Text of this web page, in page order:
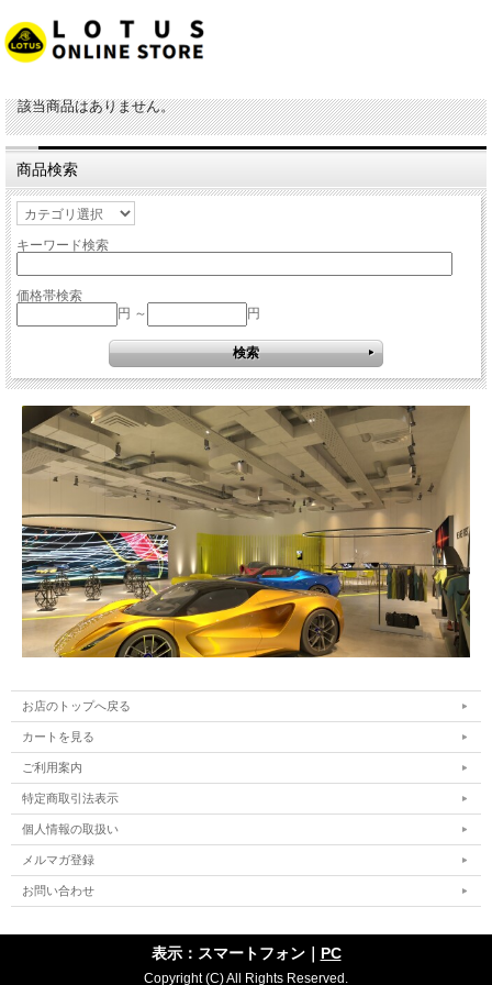
該当商品はありません。
商品検索
キーワード検索
価格帯検索
円 ～
円
お店のトップへ戻る
カートを見る
ご利用案内
特定商取引法表示
個人情報の取扱い
メルマガ登録
お問い合わせ
表示：スマートフォン｜ PC
Copyright (C) All Rights Reserved.